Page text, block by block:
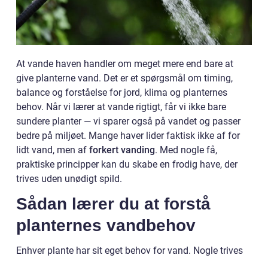
At vande haven handler om meget mere end bare at
give planterne vand. Det er et spørgsmål om timing,
balance og forståelse for jord, klima og planternes
behov. Når vi lærer at vande rigtigt, får vi ikke bare
sundere planter — vi sparer også på vandet og passer
bedre på miljøet. Mange haver lider faktisk ikke af for
lidt vand, men af forkert vanding. Med nogle få,
praktiske principper kan du skabe en frodig have, der
trives uden unødigt spild.
Sådan lærer du at forstå
planternes vandbehov
Enhver plante har sit eget behov for vand. Nogle trives